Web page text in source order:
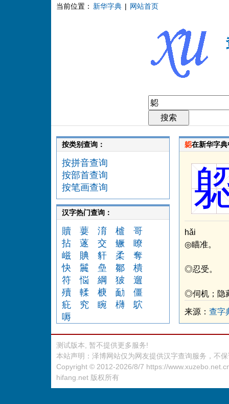
当前位置： 新华字典 | 网站首页
按类别查询：
按拼音查询
按部首查询
按笔画查询
汉字热门查询：
贖 葽 淯 樝
哥
拈
蓫 交 鳜
瞭
嵫
賟 豻 柔
奪
快
鬞 皨 鄒
樻
符
悩 綱 狓
遛
殰
輮 椩 勔
僵
疪
究 睕 欂
鴥
嗕
躵在新华字
hǎi
◎瞄准。
◎忍受。
◎伺机；隐
来源： 查字
测试版本, 暂不提供更多服务!
本站声明：泽博网站仅为网友提供汉字查询服务，不
Copyright © 2012-2026/8/7 https://
hifang.net 版权所有